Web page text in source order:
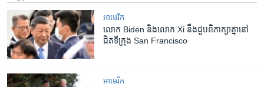
អាមេរិក​
លោក Biden និង​លោក Xi នឹង​ជួប​ពិភាក្សា​គ្នា​នៅ​
ជិត​ទីក្រុង San Francisco
អាមេរិក​